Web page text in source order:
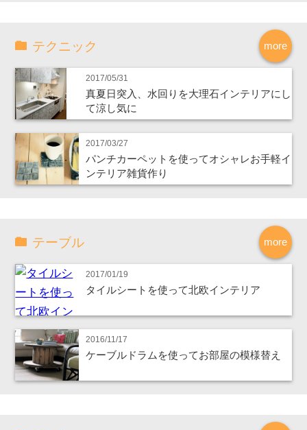
more
テクニック
2017/05/31
真夏日突入、水回りを大理石インテリアにし
て涼し気に
2017/03/27
パンチカーペットを使ってオシャレお手軽イ
ンテリア雑貨作り
more
テーブル
2017/01/19
タイルシートを使って北欧インテリア
2016/11/17
ケーブルドラムを使ってお部屋の模様替え